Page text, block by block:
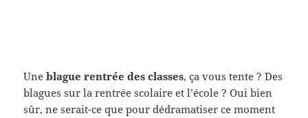
Uneblague rentrée des classes, ça vous tente ? Des
blagues sur la rentrée scolaire et l’école ? Oui bien
sûr, ne serait-ce que pour dédramatiser ce moment